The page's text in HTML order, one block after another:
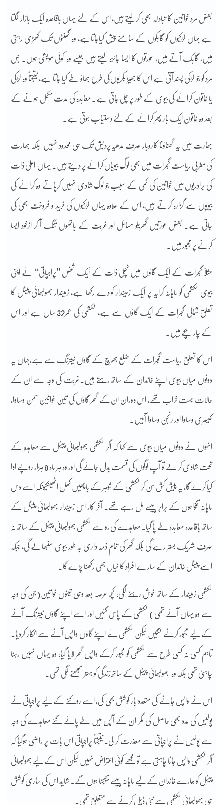
بعض مرد خواتین کا تبادلہ بھی کرلیتے ہیں، اس کے لئے یہاں باقاعدہ ایک بازار لگتا
ہے جہاں لڑکیوں کو گاہکوں کے سامنے پیش کیاجاتاہے، وہ گھنٹوں تک کھڑی رہتی
ہیں، گاہک آتے ہیں، عورتوں کا ایسا جائزہ لیتے ہیں جیسے وہ کوئی مویشی ہوں۔ جس
مرد کو جو لڑکی پسند آتی ہے اس کا بھیڑ بکریوں کی طرح بھاؤ طے کیا جاتا ہے، نتیجتاً وہ لڑکی
یا خاتون کرائے کی بیوی کے طور پر چلی جاتی ہے۔ معاہدہ کی مدت مکمل ہونے کے
بعد وہ خاتون ایک بار پھر کرائے کے لئے دستیاب ہوتی ہے۔
بھارت میں یہ گھناؤنا کاروبار صرف مدھیہ پردیش تک ہی محدود نہیں بلکہ بھارت
کی مغربی ریاست گجرات میں بھی لوگ بیویاں کرائے پر دیتے ہیں۔ یہاں اعلیٰ ذات
کی برادریوں میں خواتین کی کمی کے سبب جو لوگ شادی نہیں کرپاتے وہ کرائے کی
بیویوں سے گزارہ کرتے ہیں، اس کے علاوہ یہاں لڑکیوں کی خرید و فروخت بھی کی
جاتی ہے۔ بعض عورتیں گھریلو مسائل اور غربت کے ہاتھوں تنگ آ کر ازخود ایسا
کرنے پر مجبور ہیں۔
مثلاً گجرات کے ایک گاؤں میں نچلی ذات کے ایک شخص ’’پراجپاتی‘‘ نے اپنی
بیوی لکشمی کو ماہانہ کرایہ پر ایک زمیندار کو دے رکھا ہے، زمیندار بھولبھائی پیٹل کا
تعلق شمالی گجرات کے ایک گاؤں سے ہے، لکشمی کی عمر32 سال ہے اور اس
کے چار بچے ہیں۔
اس کا تعلق ریاست گجرات کے ضلع بھرچ کے گاؤں نیترنگ سے ہے،جہاں یہ
دونوں میاں بیوی اپنے خاندان کے ساتھ رہتے ہیں۔غربت کی وجہ سے ان کے
حالات بہت خراب تھے، اس دوران ان کے گھر گاؤں کی تین خواتین سمن وساوا،
کیسری وساوا اور رنجن وساوا آئیں۔
انہوں نے دونوں میاں بیوی سے کہا کہ اگر لکشمی بھولبھائی پیٹل سے معاہدہ کے
تحت شادی کر لے تو آپ لوگوں کی قسمت بدل جائے گی اور وہ ہر ماہ 8 ہزار روپے ادا
کیا کرے گا، یہ پیش کش سن کر لکشمی کے شوہر کے باچھیں کھل اٹھیںکیونکہ اسے دس
ماہانہ تنخواہوں کے برابر پیسے مل رہے تھے۔ آخر کار اس زمیندار بھولبھائی پیٹل کے
ساتھ باقاعدہ معاہدہ طے پا گیا۔ معاہدے کی رو سے لکشمی بھولبھائی پیٹل کے ساتھ نہ
صرف شریک بستر رہے گی بلکہ گھر کی تمام ذمہ داری بہ طور بیوی سنبھالے گی، جبکہ
اسے پیٹل خاندان کے سارے افراد کا خیال بھی رکھنا پڑے گا۔
لکشمی زمیندار کے ساتھ خوش رہنے لگی، کچھ عرصہ بعد وہی تینوں خواتین(جن کی وجہ
سے وہ یہاں آئے تھی) لکشمی کے پاس گئیں اور اسے اپنے گاؤں نیترنگ آنے
کے لیے مجبور کرنے لگیں لیکن لکشمی نے اپنے گاؤں واپس آنے سے انکار کردیا۔
تاہم کسی نہ کسی طرح سے لکشمی کو مجبور کرکے واپس گھر لایا گیا، وہ یہاں نہیں رہنا
چاہتی تھی بلکہ وہ بھولبھائی پیٹل کے ساتھ زندگی کو بہتر سمجھنے لگی تھی۔
اس نے واپس جانے کی متعدد بار کوشش بھی کی، اسے روکنے کے لیے پراجپاتی نے
پولیس کی مدد بھی حاصل کی مگر ان کے آپس میں طے پائے گئے معاہدے کی وجہ
سے پولیس نے پراجپاتی سے معذرت کر لی۔ نتیجتاً پراجپاتی اس بات پر راضی ہوگیا کہ
اگر لکشمی واپس جانا چاہتی ہے تو مجھے کوئی اعتراض نہیں لیکن اس کے لیے بھولبھائی
پیٹل کو ہمارے خاندان کے لیے ماہانہ پیسے بھیجنا ہوں گے۔ شاید اس کی ساری کوشش
ہی بھولبھائی لکشمی سے نئی ڈیل کرنے سے متعلق تھی۔